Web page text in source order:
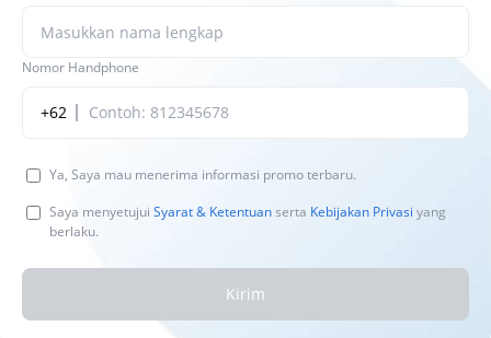
Nomor Handphone
+62
Ya, Saya mau menerima informasi promo terbaru.
Saya menyetujui Syarat & Ketentuanserta Kebijakan Privasi yang
berlaku.
Kirim